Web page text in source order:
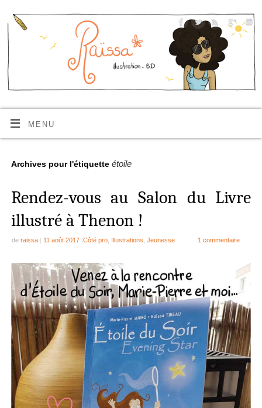
MENU
Archives pour l'étiquette étoile
Rendez-vous au Salon du Livre
illustré à Thenon !
de raissa | 11 août 2017 |Côté pro, Illustrations Jeunesse 1 commentaire